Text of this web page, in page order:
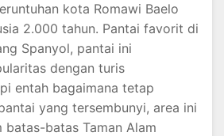
kota Romawi Baelo
2.000 tahun. Pantai favorit di
Spanyol, pantai ini
dengan turis
entah bagaimana tetap
yang tersembunyi, area ini
batas-batas Taman Alam